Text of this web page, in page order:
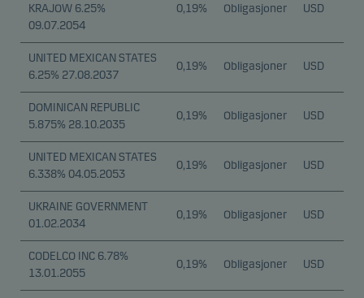
KRAJOW 6.25%
09.07.2054
0,19% Obligasjoner USD
UNITED MEXICAN STATES
6.25% 27.08.2037
0,19% Obligasjoner USD
DOMINICAN REPUBLIC
5.875% 28.10.2035
0,19% Obligasjoner USD
UNITED MEXICAN STATES
6.338% 04.05.2053
0,19% Obligasjoner USD
UKRAINE GOVERNMENT
01.02.2034
0,19% Obligasjoner USD
CODELCO INC 6.78%
13.01.2055
0,19% Obligasjoner USD